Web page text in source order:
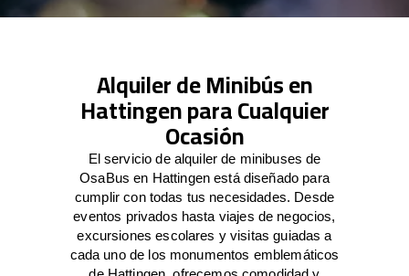
Alquiler de Minibús en
Hattingen para Cualquier
Ocasión
El servicio de alquiler de minibuses de
OsaBus en Hattingen está diseñado para
cumplir con todas tus necesidades. Desde
eventos privados hasta viajes de negocios,
excursiones escolares y visitas guiadas a
cada uno de los monumentos emblemáticos